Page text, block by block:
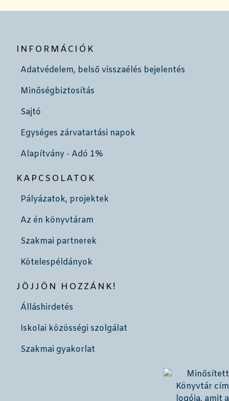
INFORMÁCIÓK
Adatvédelem, belső visszaélés bejelentés
Minőségbiztosítás
Sajtó
Egységes zárvatartási napok
Alapítvány - Adó 1%
KAPCSOLATOK
Pályázatok, projektek
Az én könyvtáram
Szakmai partnerek
Kötelespéldányok
JÖJJÖN HOZZÁNK!
Álláshirdetés
Iskolai közösségi szolgálat
Szakmai gyakorlat